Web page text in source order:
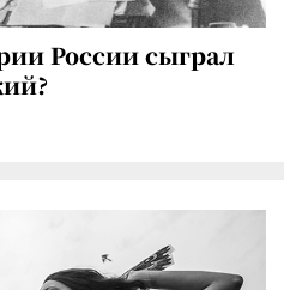
России сыграл